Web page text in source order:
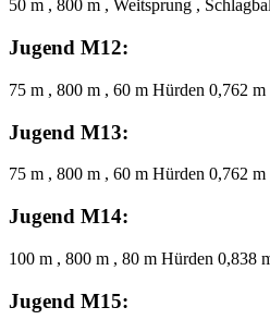
50 m , 800 m , Weitsprung ,
Jugend M12:
75 m , 800 m , 60 m Hürden 0,762
Jugend M13:
75 m , 800 m , 60 m Hürden 0,762
Jugend M14:
100 m , 800 m , 80 m Hürden 0,838
Jugend M15: